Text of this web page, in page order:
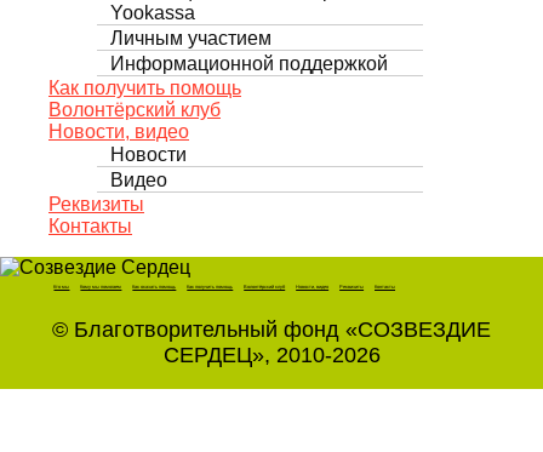
Yookassa
Личным участием
Информационной поддержкой
Как получить помощь
Волонтёрский клуб
Новости, видео
Новости
Видео
Реквизиты
Контакты
Кто мы Кому мы помогаем Как оказать помощь Как получить помощь Волонтёрский клуб Новости, видео Реквизиты Контакты
© Благотворительный фонд «СОЗВЕЗДИЕ
СЕРДЕЦ», 2010-2026